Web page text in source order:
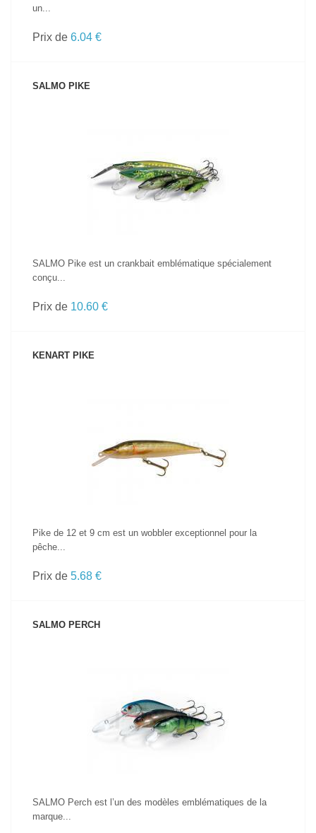
un...
Prix de 6.04 €
SALMO PIKE
VOIR LE PRODUIT
SALMO Pike est un crankbait emblématique spécialement
conçu...
Prix de 10.60 €
KENART PIKE
Pike de 12 et 9 cm est un wobbler exceptionnel pour la
pêche...
Prix de 5.68 €
SALMO PERCH
VOIR LE PRODUIT
SALMO Perch est l’un des modèles emblématiques de la
marque...